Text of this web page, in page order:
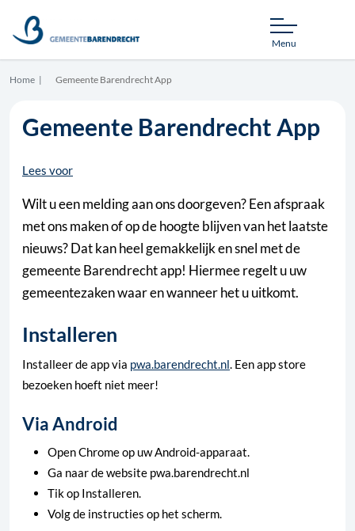
Menu
Home Gemeente Barendrecht App
Gemeente Barendrecht App
Lees voor
Wilt u een melding aan ons doorgeven? Een afspraak
met ons maken of op de hoogte blijven van het laatste
nieuws? Dat kan heel gemakkelijk en snel met de
gemeente Barendrecht app! Hiermee regelt u uw
gemeentezaken waar en wanneer het u uitkomt.
Installeren
Installeer de app via pwa.barendrecht.nl . Een app store
bezoeken hoeft niet meer!
Via Android
Open Chrome op uw Android-apparaat.
Ga naar de website pwa.barendrecht.nl
Tik op Installeren.
Volg de instructies op het scherm.